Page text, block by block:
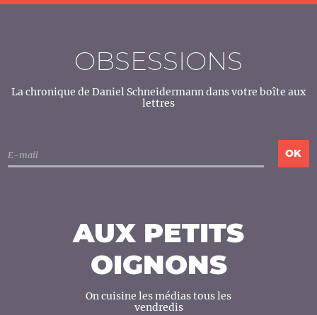
OBSESSIONS
La chronique de Daniel Schneidermann dans votre boîte aux
lettres
AUX PETITS
OIGNONS
On cuisine les médias tous les
vendredis